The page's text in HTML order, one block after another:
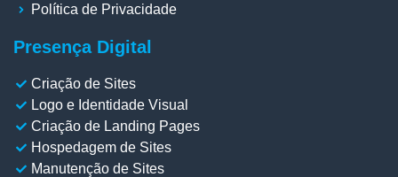
Política de Privacidade
Presença Digital
Criação de Sites
Logo e Identidade Visual
Criação de Landing Pages
Hospedagem de Sites
Manutenção de Sites